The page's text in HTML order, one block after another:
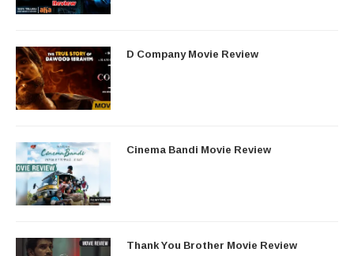
D Company Movie Review
Cinema Bandi Movie Review
Thank You Brother Movie Review